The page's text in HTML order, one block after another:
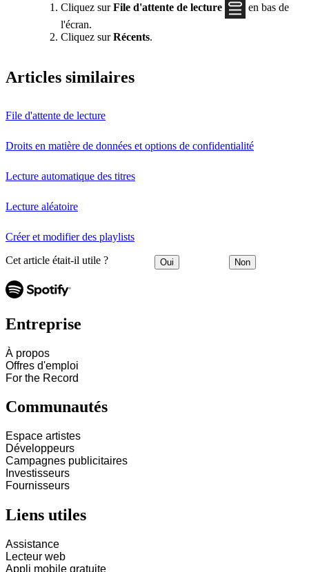
Cliquez surFile d'attente de lecture
en bas de
l'écran.
Cliquez surRécents.
Articles similaires
File d'attente de lecture
Droits en matière de données et options de confidentialité
Lecture automatique des titres
Lecture aléatoire
Créer et modifier des playlists
Cet article était-il utile ? Oui Non
Entreprise
À propos
Offres d'emploi
For the Record
Communautés
Espace artistes
Développeurs
Campagnes publicitaires
Investisseurs
Fournisseurs
Liens utiles
Assistance
Lecteur web
Appli mobile gratuite